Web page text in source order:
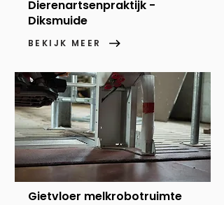
Dierenartsenpraktijk -
Diksmuide
BEKIJK MEER
Gietvloer melkrobotruimte